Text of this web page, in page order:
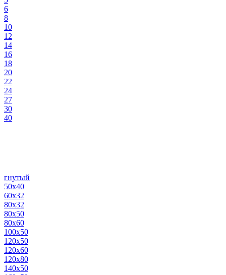
6
8
10
12
14
16
18
20
22
24
27
30
40
гнутый
50х40
60х32
80х32
80х50
80х60
100х50
120х50
120х60
120х80
140х50